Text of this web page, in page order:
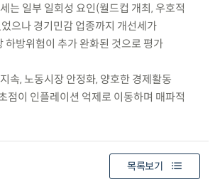
는 일부 일회성 요인(월드컵 개최, 우호적
으나 경기민감 업종까지 개선세가
하방위험이 추가 완화된 것으로 평가
속, 노동시장 안정화, 양호한 경제활동
점이 인플레이션 억제로 이동하며 매파적
목록보기